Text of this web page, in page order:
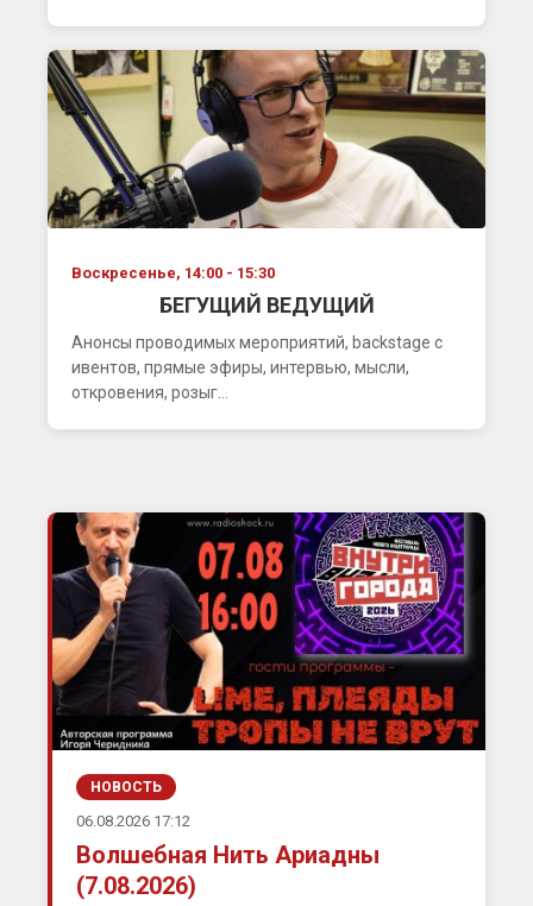
Воскресенье, 14:00 - 15:30
БЕГУЩИЙ ВЕДУЩИЙ
Анонсы проводимых мероприятий, backstage с
ивентов, прямые эфиры, интервью, мысли,
откровения, розыг...
НОВОСТЬ
06.08.2026 17:12
Волшебная Нить Ариадны
(7.08.2026)